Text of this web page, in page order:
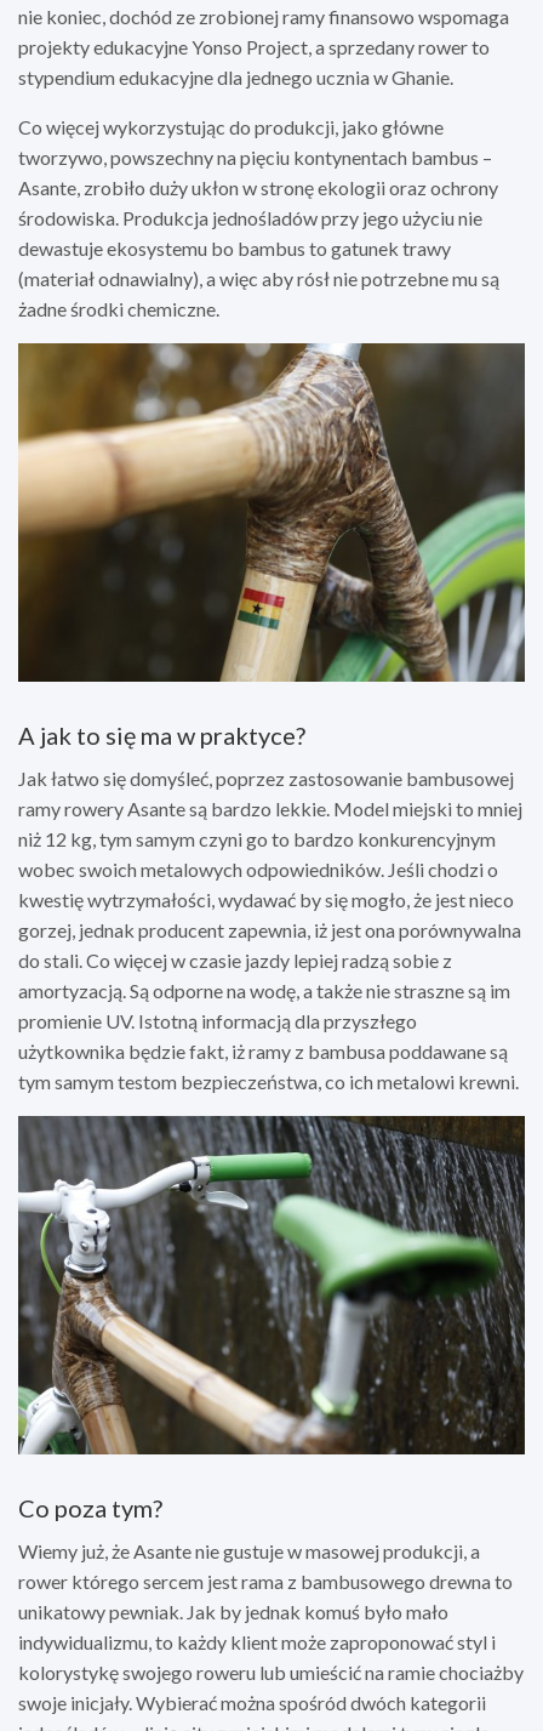
nie koniec, dochód ze zrobionej ramy finansowo wspomaga
projekty edukacyjne Yonso Project, a sprzedany rower to
stypendium edukacyjne dla jednego ucznia w Ghanie.
Co więcej wykorzystując do produkcji, jako główne
tworzywo, powszechny na pięciu kontynentach bambus –
Asante, zrobiło duży ukłon w stronę ekologii oraz ochrony
środowiska. Produkcja jednośladów przy jego użyciu nie
dewastuje ekosystemu bo bambus to gatunek trawy
(materiał odnawialny), a więc aby rósł nie potrzebne mu są
żadne środki chemiczne.
A jak to się ma w praktyce?
Jak łatwo się domyśleć, poprzez zastosowanie bambusowej
ramy rowery Asante są bardzo lekkie. Model miejski to mniej
niż 12 kg, tym samym czyni go to bardzo konkurencyjnym
wobec swoich metalowych odpowiedników. Jeśli chodzi o
kwestię wytrzymałości, wydawać by się mogło, że jest nieco
gorzej, jednak producent zapewnia, iż jest ona porównywalna
do stali. Co więcej w czasie jazdy lepiej radzą sobie z
amortyzacją. Są odporne na wodę, a także nie straszne są im
promienie UV. Istotną informacją dla przyszłego
użytkownika będzie fakt, iż ramy z bambusa poddawane są
tym samym testom bezpieczeństwa, co ich metalowi krewni.
Co poza tym?
Wiemy już, że Asante nie gustuje w masowej produkcji, a
rower którego sercem jest rama z bambusowego drewna to
unikatowy pewniak. Jak by jednak komuś było mało
indywidualizmu, to każdy klient może zaproponować styl i
kolorystykę swojego roweru lub umieścić na ramie chociażby
swoje inicjały. Wybierać można spośród dwóch kategorii